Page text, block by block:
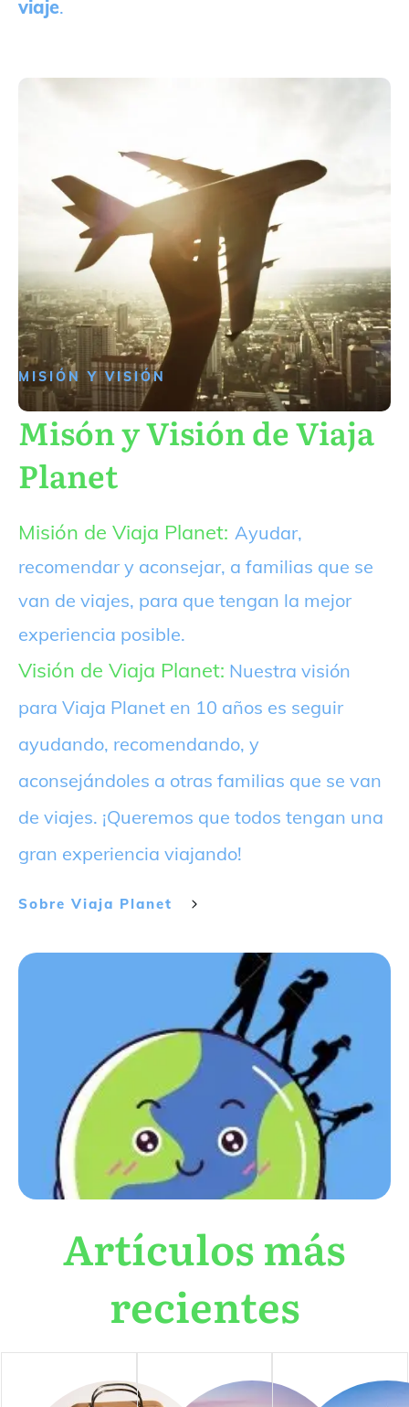
viaje.
MISIÓN Y VISIÓN
Misón y Visión de Viaja
Planet
Misión de Viaja Planet: Ayudar,
recomendar y aconsejar, a familias que se
van de viajes, para que tengan la mejor
experiencia posible.
Visión de Viaja Planet: Nuestra visión
para Viaja Planet en 10 años es seguir
ayudando, recomendando, y
aconsejándoles a otras familias que se van
de viajes. ¡Queremos que todos tengan una
gran experiencia viajando!
Sobre Viaja Planet
Artículos más
recientes